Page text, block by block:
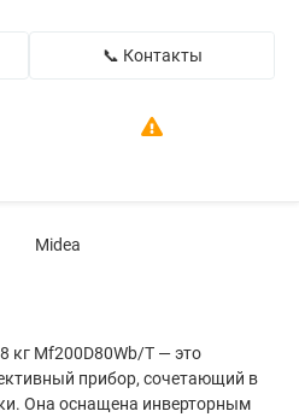
📞 Контакты
Midea
кг Mf200D80Wb/T — это
прибор, сочетающий в
Она оснащена инверторным